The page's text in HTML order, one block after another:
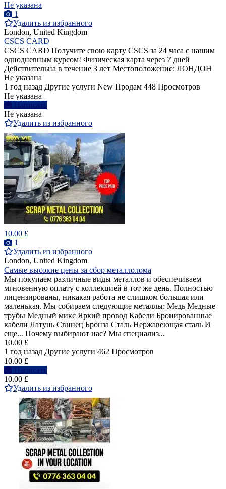
Не указана
1
Удалить из избранного
London, United Kingdom
CSCS CARD
CSCS CARD Получите свою карту CSCS за 24 часа с нашим
однодневным курсом! Физическая карта через 7 дней
Действительна в течение 3 лет Местоположение: ЛОНДОН
Не указана
1 год назад Другие услуги New Продам 448 Просмотров
Не указана
Написать
Не указана
Удалить из избранного
10.00 £
1
Удалить из избранного
London, United Kingdom
Самые высокие цены за сбор металлолома
Мы покупаем различные виды металлов и обеспечиваем
мгновенную оплату с коллекцией в тот же день. Полностью
лицензированы, никакая работа не слишком большая или
маленькая. Мы собираем следующие металлы: Медь Медные
трубы Медный микс Яркий провод Кабели Бронированные
кабели Латунь Свинец Бронза Сталь Нержавеющая сталь И
еще... Почему выбирают нас? Мы специализ...
10.00 £
1 год назад Другие услуги 462 Просмотров
10.00 £
Написать
10.00 £
Удалить из избранного